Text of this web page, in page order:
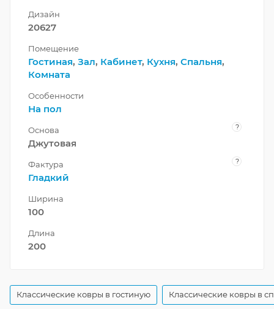
Дизайн
20627
Помещение
Гостиная, Зал, Кабинет, Кухня, Спальня,
Комната
Особенности
На пол
Основа ?
Джутовая
Фактура ?
Гладкий
Ширина
100
Длина
200
Классические ковры в гостиную Классические ковры в